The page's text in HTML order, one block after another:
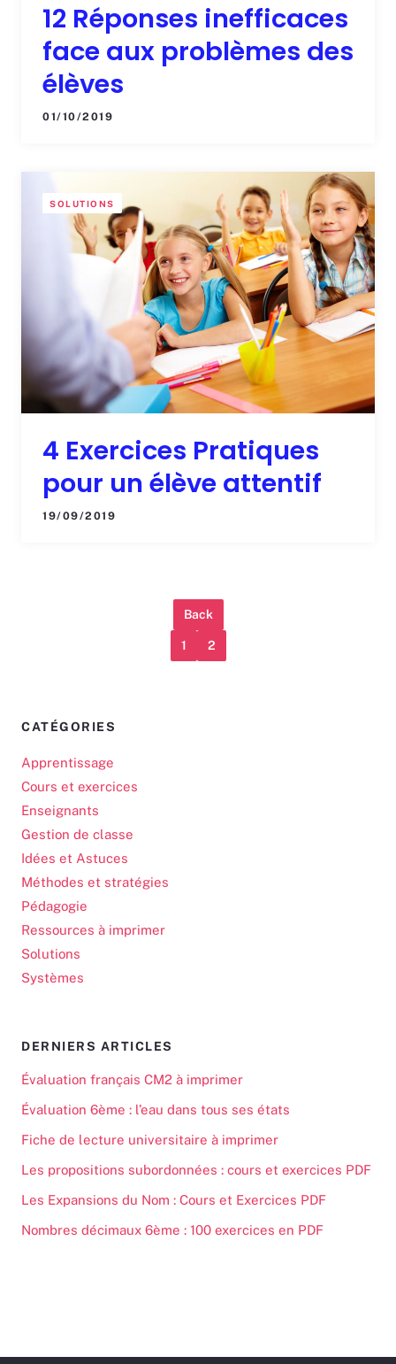
12 Réponses inefficaces
face aux problèmes des
élèves
01/10/2019
SOLUTIONS
4 Exercices Pratiques
pour un élève attentif
19/09/2019
Back
1 2
CATÉGORIES
Apprentissage
Cours et exercices
Enseignants
Gestion de classe
Idées et Astuces
Méthodes et stratégies
Pédagogie
Ressources à imprimer
Solutions
Systèmes
DERNIERS ARTICLES
Évaluation français CM2 à imprimer
Évaluation 6ème : l’eau dans tous ses états
Fiche de lecture universitaire à imprimer
Les propositions subordonnées : cours et exercices PDF
Les Expansions du Nom : Cours et Exercices PDF
Nombres décimaux 6ème : 100 exercices en PDF